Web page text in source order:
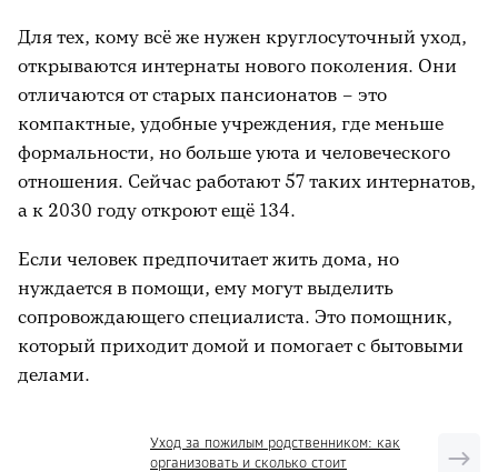
Для тех, кому всё же нужен круглосуточный уход,
открываются интернаты нового поколения. Они
отличаются от старых пансионатов – это
компактные, удобные учреждения, где меньше
формальности, но больше уюта и человеческого
отношения. Сейчас работают 57 таких интернатов,
а к 2030 году откроют ещё 134.
Если человек предпочитает жить дома, но
нуждается в помощи, ему могут выделить
сопровождающего специалиста. Это помощник,
который приходит домой и помогает с бытовыми
делами.
Уход за пожилым родственником: как
организовать и сколько стоит